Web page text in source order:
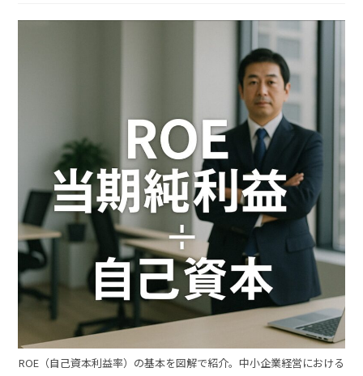
ROE（自己資本利益率）の基本を図解で紹介。中小企業経営における